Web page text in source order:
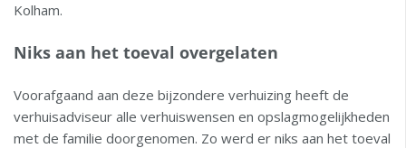
Kolham.
Niks aan het toeval overgelaten
Voorafgaand aan deze bijzondere verhuizing heeft de
verhuisadviseur alle verhuiswensen en opslagmogelijkheden
met de familie doorgenomen. Zo werd er niks aan het toeval